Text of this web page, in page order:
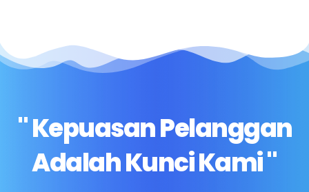
" Kepuasan Pelanggan
Adalah Kunci Kami "